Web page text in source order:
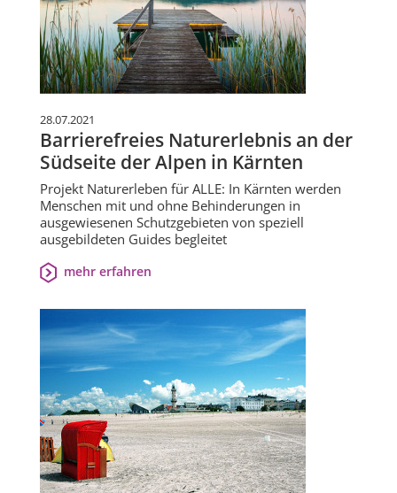
28.07.2021
Barrierefreies Naturerlebnis an der
Südseite der Alpen in Kärnten
Projekt Naturerleben für ALLE: In Kärnten werden
Menschen mit und ohne Behinderungen in
ausgewiesenen Schutzgebieten von speziell
ausgebildeten Guides begleitet
mehr erfahren